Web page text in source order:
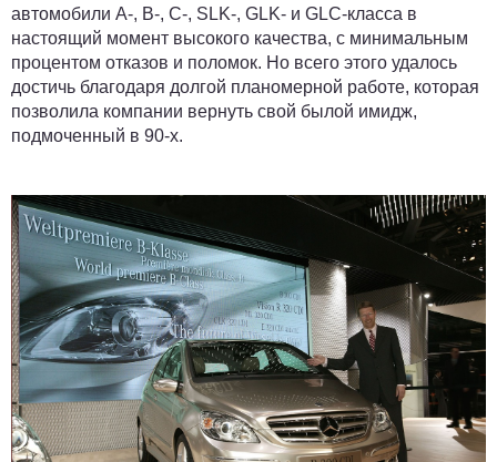
автомобили A-, B-, C-, SLK-, GLK- и GLC-класса в
настоящий момент высокого качества, с минимальным
процентом отказов и поломок. Но всего этого удалось
достичь благодаря долгой планомерной работе, которая
позволила компании вернуть свой былой имидж,
подмоченный в 90-х.